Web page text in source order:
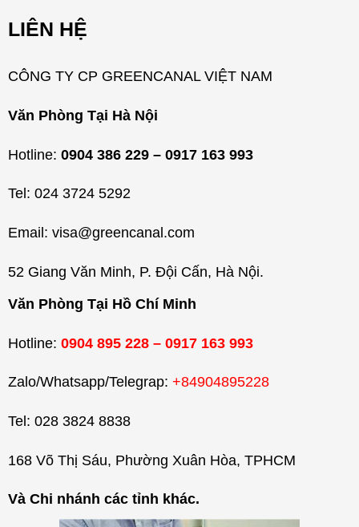
ụ
LIÊN HỆ
CÔNG TY CP GREENCANAL VIỆT NAM
Văn Phòng Tại Hà Nội
Hotline: 0904 386 229 – 0917 163 993
Tel: 024 3724 5292
Email: visa@greencanal.com
52 Giang Văn Minh, P. Đội Cấn, Hà Nội.
Văn Phòng Tại Hồ Chí Minh
Hotline: 0904 895 228 – 0917 163 993
Zalo/Whatsapp/Telegrap: +84904895228
Tel: 028 3824 8838
168 Võ Thị Sáu, Phường Xuân Hòa, TPHCM
Và Chi nhánh các tỉnh khác.